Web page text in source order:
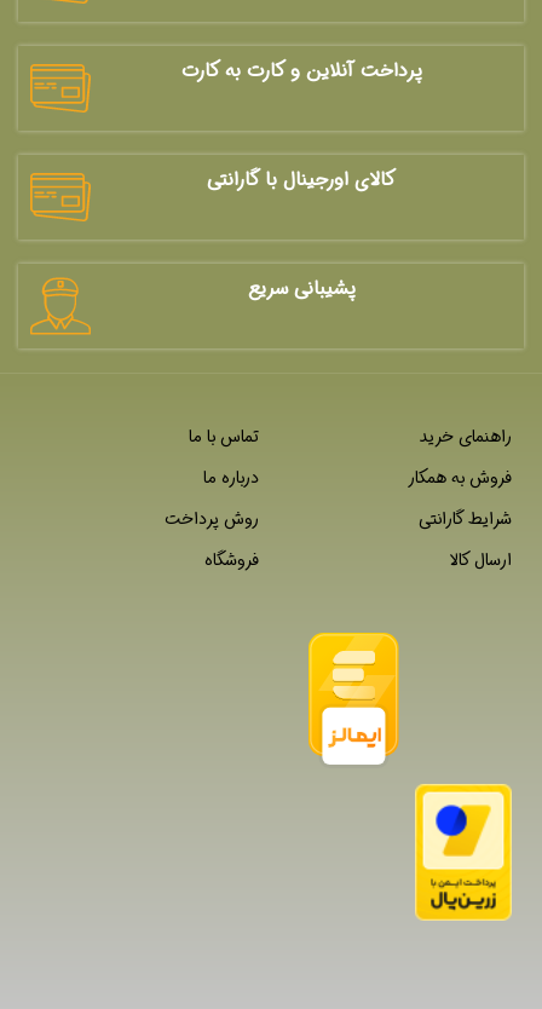
پرداخت آنلاین و کارت به کارت
کالای اورجینال با گارانتی
پشیبانی سریع
راهنمای خرید
فروش به همکار
شرایط گارانتی
ارسال کالا
تماس با ما
درباره ما
روش پرداخت
فروشگاه